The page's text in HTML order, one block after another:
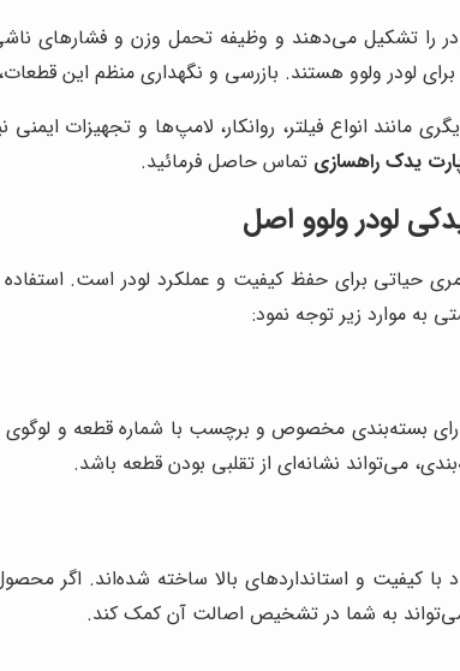
تشکیل می‌دهند و وظیفه تحمل وزن و فشارهای ناشی
برای لودر ولوو هستند. بازرسی و نگهداری منظم این
مانند انواع فیلتر، روانکار، لامپ‌ها و تجهیزات
یدک راهسازی تماس حاصل فرمائید.
لودر ولوو اصل
حیاتی برای حفظ کیفیت و عملکرد لودر است.
به موارد زیر توجه نمود:
دارای بسته‌بندی مخصوص و برچسب با شماره قطعه و
می‌تواند نشانه‌ای از تقلبی بودن قطعه باشد.
با کیفیت و استانداردهای بالا ساخته شده‌اند. اگر
به شما در تشخیص اصالت آن کمک کند.